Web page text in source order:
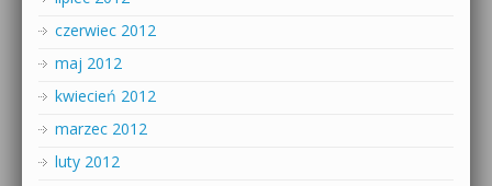
czerwiec 2012
maj 2012
kwiecień 2012
marzec 2012
luty 2012